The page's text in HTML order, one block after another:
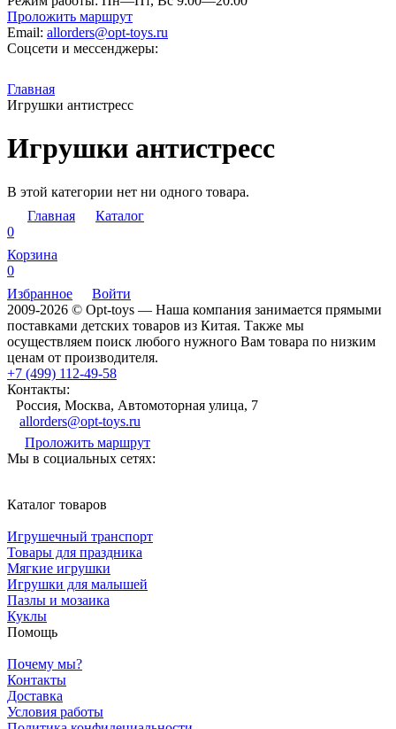
Проложить маршрут
Email: allorders@opt-toys.ru
Соцсети и мессенджеры:
Главная
Игрушки антистресс
Игрушки антистресс
В этой категории нет ни одного товара.
Главная
Каталог
0
Корзина
0
Избранное
Войти
2009-2026 © Opt-toys — Наша компания занимается прямыми
поставками детских товаров из Китая. Также мы
осуществляем поиск любого нужного Вам товара по низким
ценам от производителя.
+7 (499) 112-49-58
Контакты:
Россия, Москва, Автомоторная улица, 7
allorders@opt-toys.ru
Проложить маршрут
Мы в социальных сетях:
Каталог товаров
Игрушечный транспорт
Товары для праздника
Мягкие игрушки
Игрушки для малышей
Пазлы и мозаика
Куклы
Помощь
Почему мы?
Контакты
Доставка
Условия работы